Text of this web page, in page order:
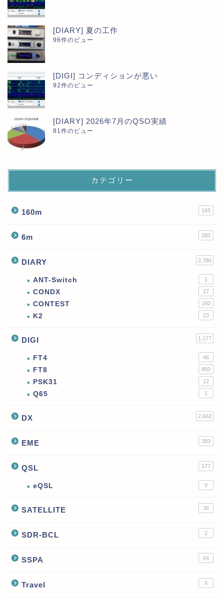
[DIARY] 夏の工作
96件のビュー
[DIGI] コンディションが悪い
92件のビュー
[DIARY] 2026年7月のQSO実績
81件のビュー
カテゴリー
160m 165
6m 280
DIARY 2,786
ANT-Switch 1
CONDX 27
CONTEST 160
K2 23
DIGI 1,177
FT4 46
FT8 850
PSK31 12
Q65 1
DX 2,662
EME 393
QSL 177
eQSL 9
SATELLITE 36
SDR-BCL 2
SSPA 64
Travel 6